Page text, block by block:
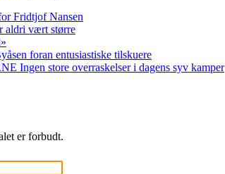
Fridtjof Nansen
aldri vært større
foran entusiastiske tilskuere
Ingen store overraskelser i dagens syv kamper
er forbudt.